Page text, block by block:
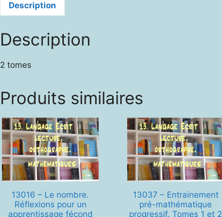
Description
Description
2 tomes
Produits similaires
13016 – Le nombre.
Réflexions pour un
apprentissage fécond
13037 – Entrainement
pré-mathématique
progressif. Tomes 1 et 2